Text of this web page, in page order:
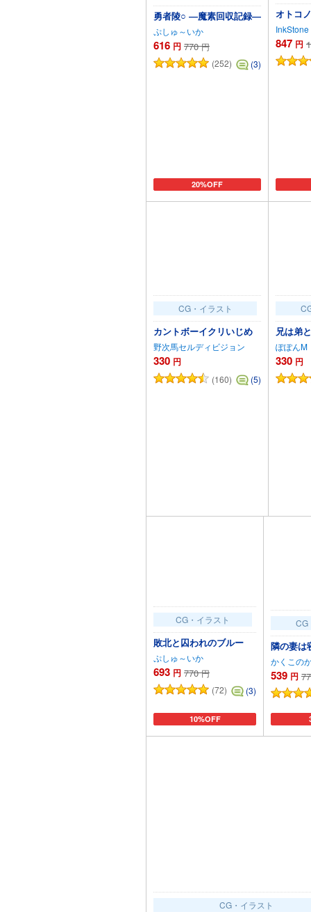
勇者陵○ ―魔素回収記録―
ぷしゅ～いか
616 円 770 円
(252)
(3)
20%OFF
カートに追加
オトコ
InkStone
847 円
CG・イラスト
カントボーイクリいじめ
野次馬セルディビジョン
330 円
(160) (5)
兄は弟
ぽぽんM
330 円
CG・イラスト
敗北と囚われのブルー
ぷしゅ～いか
693 円 770 円
(72)
(3)
10%OFF
カートに追加
CG
隣の妻は
かくこの
539 円
CG・イラスト